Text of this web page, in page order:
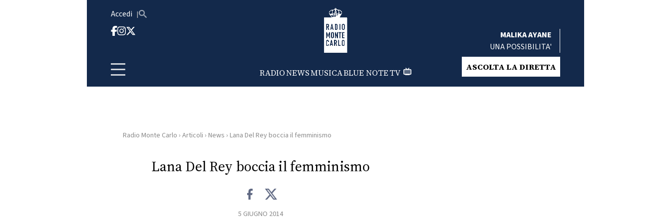
Accedi Radio Monte Carlo
RADIONEWSMUSICABLUE NOTETV
MALIKA AYANE
UNA POSSIBILITA'
ASCOLTA LA DIRETTA
HOMERadio Monte Carlo › Articoli › News › Lana Del Rey boccia il femminismo
Lana Del Rey boccia il femminismo
5 GIUGNO 2014